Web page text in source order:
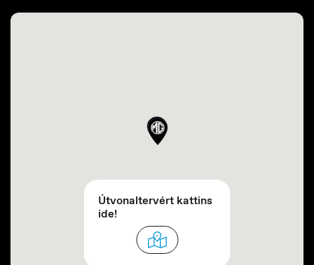
Dansk
Útvonaltervért kattins
ide!